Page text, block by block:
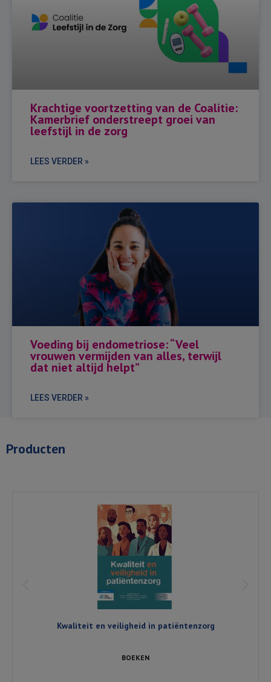
Krachtige voortzetting van de Coalitie:
Kamerbrief onderstreept groei van
leefstijl in de zorg
LEES VERDER »
Voeding bij endometriose: “Veel
vrouwen vermijden van alles, terwijl
dat niet altijd helpt”
LEES VERDER »
Producten
Kwaliteit en veiligheid in patiëntenzorg
BOEKEN